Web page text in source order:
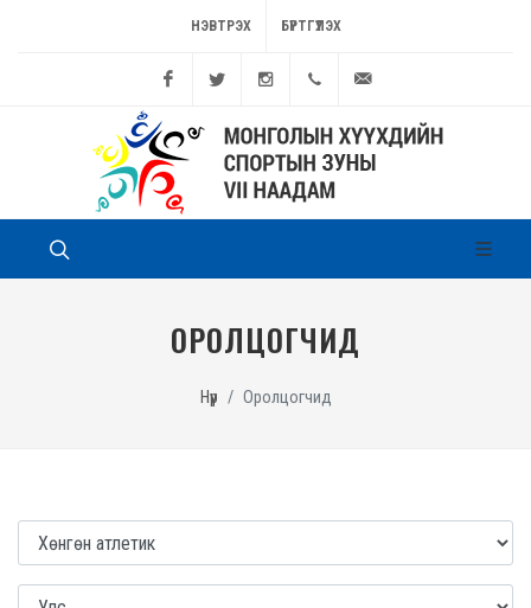
НЭВТРЭХ БҮРТГҮҮЛЭХ
FacebookTwitter Instagram11262449
ОРОЛЦОГЧИД
Нүүр Оролцогчид